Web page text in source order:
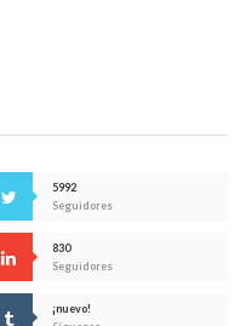
5992
Seguidores
830
Seguidores
¡nuevo!